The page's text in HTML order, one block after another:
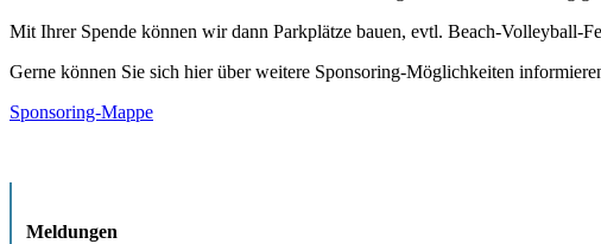
Mit Ihrer Spende können wir dann Parkplätze bauen, evtl. Beach-Volleyball-
Gerne können Sie sich hier über weitere Sponsoring-Möglichkeiten
Sponsoring-Mappe
Meldungen